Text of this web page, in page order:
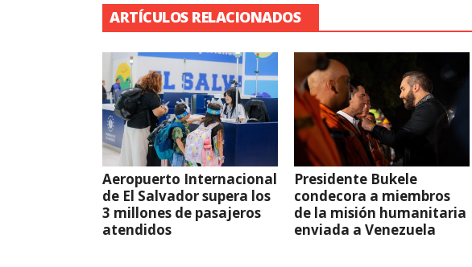
ARTÍCULOS RELACIONADOS
Aeropuerto Internacional
de El Salvador supera los
3 millones de pasajeros
atendidos
Presidente Bukele
condecora a miembros
de la misión humanitaria
enviada a Venezuela